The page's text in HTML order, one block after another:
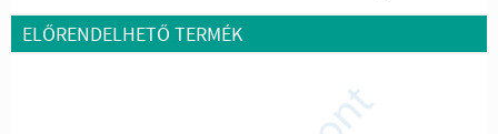
ELŐRENDELHETŐ TERMÉK